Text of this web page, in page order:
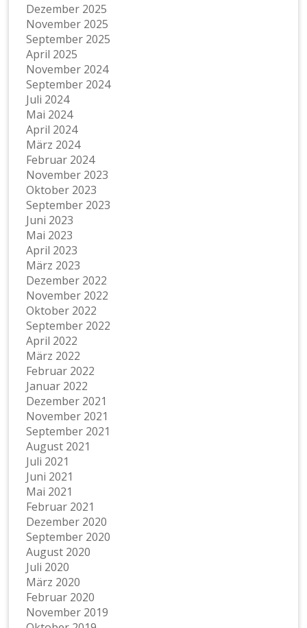
Dezember 2025
November 2025
September 2025
April 2025
November 2024
September 2024
Juli 2024
Mai 2024
April 2024
März 2024
Februar 2024
November 2023
Oktober 2023
September 2023
Juni 2023
Mai 2023
April 2023
März 2023
Dezember 2022
November 2022
Oktober 2022
September 2022
April 2022
März 2022
Februar 2022
Januar 2022
Dezember 2021
November 2021
September 2021
August 2021
Juli 2021
Juni 2021
Mai 2021
Februar 2021
Dezember 2020
September 2020
August 2020
Juli 2020
März 2020
Februar 2020
November 2019